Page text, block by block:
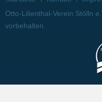
Otto-Lilienthal-Verein Stölln
vorbehalten.